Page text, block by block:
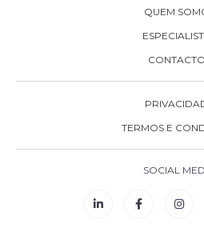
QUEM
TERMOS E
SOCIAL